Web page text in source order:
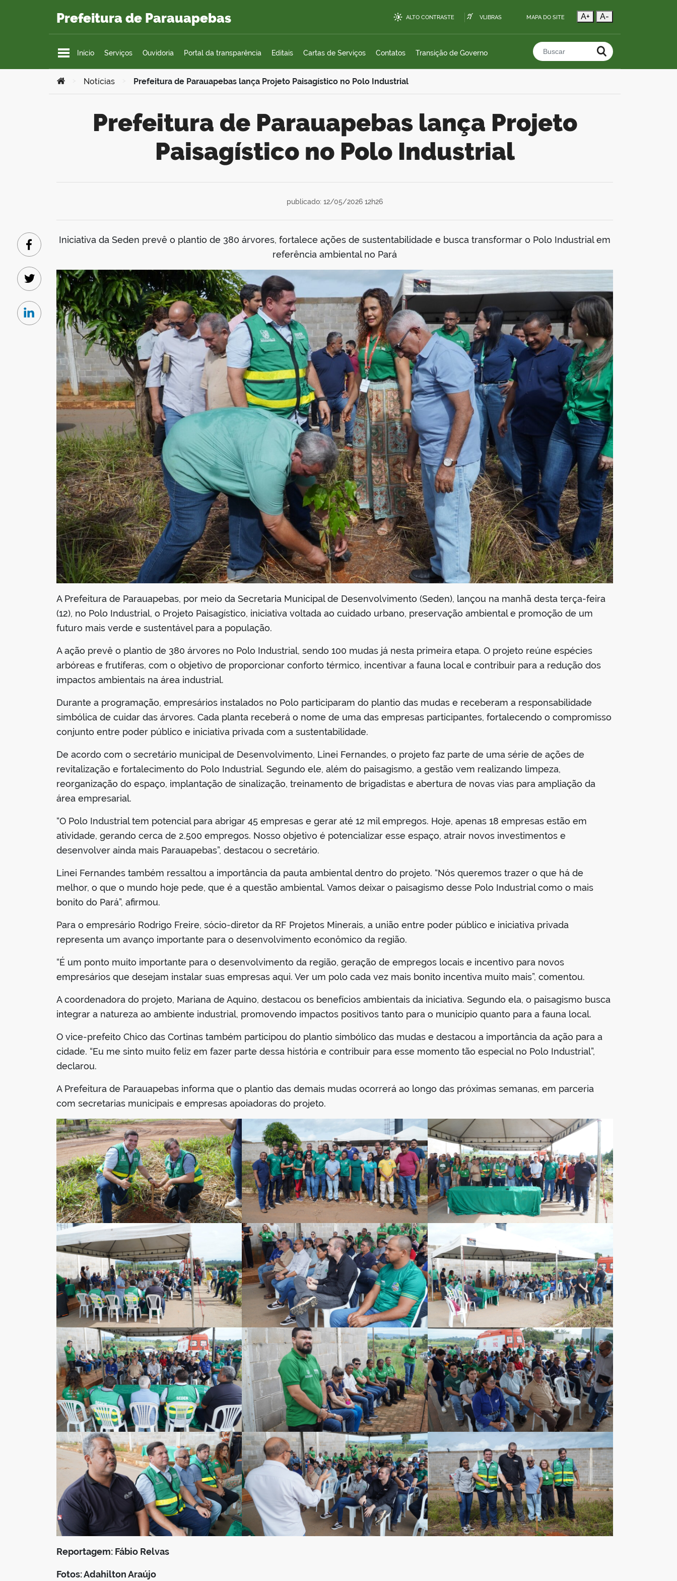
Prefeitura de Parauapebas ALTO CONTRASTE VLIBRAS MAPA DO SITE A+ A-
Início Serviços Ouvidoria Portal da transparência Editais Cartas de Serviços Contatos Transição de Governo Buscar no portal
Você está aqui:
Notícias Prefeitura de Parauapebas lança Projeto Paisagístico no Polo Industrial
Prefeitura de Parauapebas lança Projeto
Paisagístico no Polo Industrial
publicado: 12/05/2026 12h26
Iniciativa da Seden prevê o plantio de 380 árvores, fortalece ações de sustentabilidade e busca transformar o Polo Industrial em
referência ambiental no Pará
A Prefeitura de Parauapebas, por meio da Secretaria Municipal de Desenvolvimento (Seden), lançou na manhã desta terça-feira
(12), no Polo Industrial, o Projeto Paisagístico, iniciativa voltada ao cuidado urbano, preservação ambiental e promoção de um
futuro mais verde e sustentável para a população.
A ação prevê o plantio de 380 árvores no Polo Industrial, sendo 100 mudas já nesta primeira etapa. O projeto reúne espécies
arbóreas e frutíferas, com o objetivo de proporcionar conforto térmico, incentivar a fauna local e contribuir para a redução dos
impactos ambientais na área industrial.
Durante a programação, empresários instalados no Polo participaram do plantio das mudas e receberam a responsabilidade
simbólica de cuidar das árvores. Cada planta receberá o nome de uma das empresas participantes, fortalecendo o compromisso
conjunto entre poder público e iniciativa privada com a sustentabilidade.
De acordo com o secretário municipal de Desenvolvimento, Linei Fernandes, o projeto faz parte de uma série de ações de
revitalização e fortalecimento do Polo Industrial. Segundo ele, além do paisagismo, a gestão vem realizando limpeza,
reorganização do espaço, implantação de sinalização, treinamento de brigadistas e abertura de novas vias para ampliação da
área empresarial.
“O Polo Industrial tem potencial para abrigar 45 empresas e gerar até 12 mil empregos. Hoje, apenas 18 empresas estão em
atividade, gerando cerca de 2.500 empregos. Nosso objetivo é potencializar esse espaço, atrair novos investimentos e
desenvolver ainda mais Parauapebas”, destacou o secretário.
Linei Fernandes também ressaltou a importância da pauta ambiental dentro do projeto. “Nós queremos trazer o que há de
melhor, o que o mundo hoje pede, que é a questão ambiental. Vamos deixar o paisagismo desse Polo Industrial como o mais
bonito do Pará”, afirmou.
Para o empresário Rodrigo Freire, sócio-diretor da RF Projetos Minerais, a união entre poder público e iniciativa privada
representa um avanço importante para o desenvolvimento econômico da região.
“É um ponto muito importante para o desenvolvimento da região, geração de empregos locais e incentivo para novos
empresários que desejam instalar suas empresas aqui. Ver um polo cada vez mais bonito incentiva muito mais”, comentou.
A coordenadora do projeto, Mariana de Aquino, destacou os benefícios ambientais da iniciativa. Segundo ela, o paisagismo busca
integrar a natureza ao ambiente industrial, promovendo impactos positivos tanto para o município quanto para a fauna local.
O vice-prefeito Chico das Cortinas também participou do plantio simbólico das mudas e destacou a importância da ação para a
cidade. “Eu me sinto muito feliz em fazer parte dessa história e contribuir para esse momento tão especial no Polo Industrial”,
declarou.
A Prefeitura de Parauapebas informa que o plantio das demais mudas ocorrerá ao longo das próximas semanas, em parceria
com secretarias municipais e empresas apoiadoras do projeto.
Reportagem: Fábio Relvas
Fotos: Adahilton Araújo
Facebook
Twitter
Linkedin